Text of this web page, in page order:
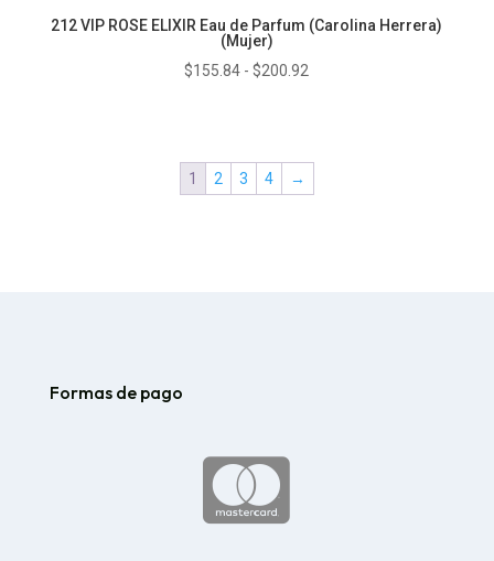
212 VIP ROSE ELIXIR Eau de Parfum (Carolina Herrera)
(Mujer)
$155.84 - $200.92
1 2 3 4 →
Formas de pago
